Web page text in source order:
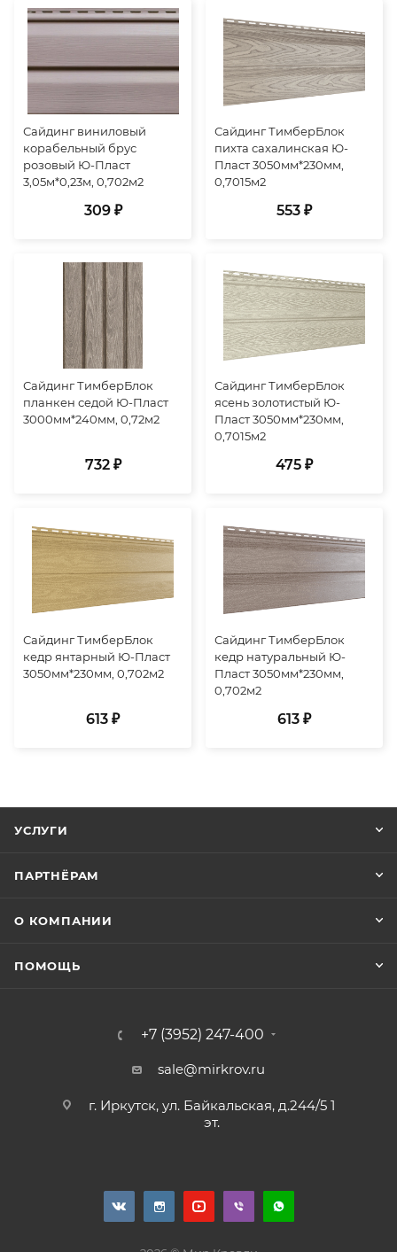
Сайдинг виниловый
корабельный брус
розовый Ю-Пласт
3,05м*0,23м, 0,702м2
309 ₽
Сайдинг ТимберБлок
пихта сахалинская Ю-
Пласт 3050мм*230мм,
0,7015м2
553 ₽
Сайдинг ТимберБлок
планкен седой Ю-Пласт
3000мм*240мм, 0,72м2
732 ₽
Сайдинг ТимберБлок
ясень золотистый Ю-
Пласт 3050мм*230мм,
0,7015м2
475 ₽
Сайдинг ТимберБлок
кедр янтарный Ю-Пласт
3050мм*230мм, 0,702м2
613 ₽
Сайдинг ТимберБлок
кедр натуральный Ю-
Пласт 3050мм*230мм,
0,702м2
613 ₽
УСЛУГИ
ПАРТНЁРАМ
О КОМПАНИИ
ПОМОЩЬ
+7 (3952) 247-400
sale@mirkrov.ru
г. Иркутск, ул. Байкальская, д.244/5 1
эт.